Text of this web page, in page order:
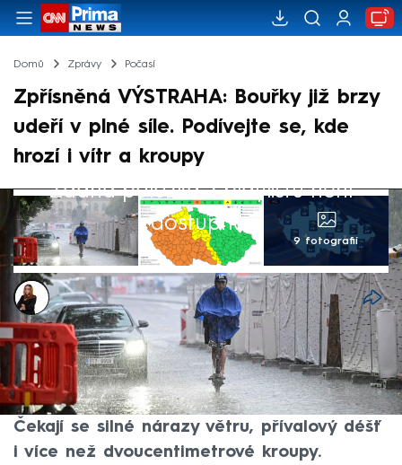
Domů Zprávy Počasí
Zpřísněná VÝSTRAHA: Bouřky již brzy
udeří v plné síle. Podívejte se, kde
hrozí i vítr a kroupy
Žádná položka z playlistu není
dostupná.
9 fotografií
Michaela Bartošová
31. kvě 2026, 11:23
V Česku by měly brzy začít úřadovat silné
bouřky. Český hydrometeorologický ústav
(ČHMÚ) proto zpřísnil a rozšířil výstrahu.
Čekají se silné nárazy větru, přívalový déšť
i více než dvoucentimetrové kroupy.